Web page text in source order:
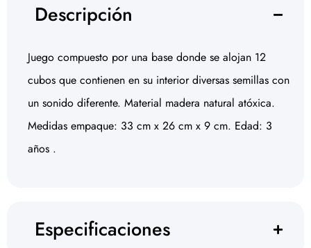
Descripción
Juego compuesto por una base donde se alojan 12
cubos que contienen en su interior diversas semillas con
un sonido diferente. Material madera natural atóxica.
Medidas empaque: 33 cm x 26 cm x 9 cm. Edad: 3
años .
Especificaciones